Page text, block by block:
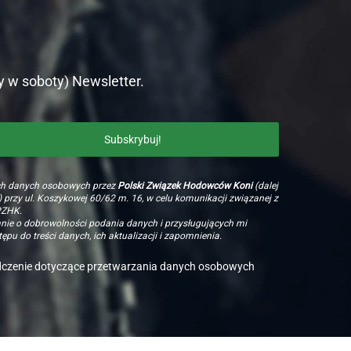
w soboty) Newsletter.
danych osobowych przez Polski Związek Hodowców Koni(dalej
ul. Koszykowej 60/62 m. 16, w celu komunikacji związanej z
o dobrowolności podania danych i przysługujących mi
do treści danych, ich aktualizacji i zapomnienia.
dotyczące przetwarzania danych osobowych